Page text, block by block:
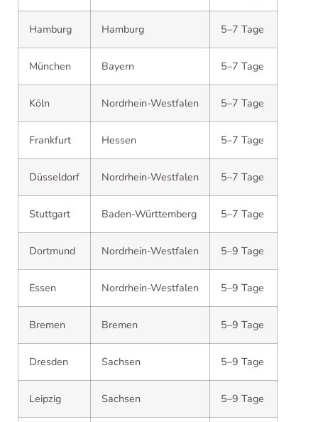
Hamburg Hamburg 5–7 Tage
München Bayern 5–7 Tage
Köln Nordrhein-Westfalen 5–7 Tage
Frankfurt Hessen 5–7 Tage
Düsseldorf Nordrhein-Westfalen 5–7 Tage
Stuttgart Baden-Württemberg 5–7 Tage
Dortmund Nordrhein-Westfalen 5–9 Tage
Essen Nordrhein-Westfalen 5–9 Tage
Bremen Bremen 5–9 Tage
Dresden Sachsen 5–9 Tage
Leipzig Sachsen 5–9 Tage